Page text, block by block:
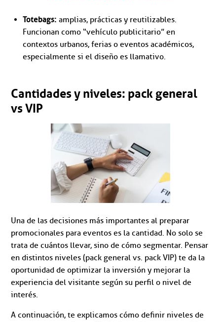
Totebags: amplias, prácticas y reutilizables.
Funcionan como “vehículo publicitario” en
contextos urbanos, ferias o eventos académicos,
especialmente si el diseño es llamativo.
Cantidades y niveles: pack general
vs VIP
Una de las decisiones más importantes al preparar
promocionales para eventos es la cantidad. No solo se
trata de cuántos llevar, sino de cómo segmentar. Pensar
en distintos niveles (pack general vs. pack VIP) te da la
oportunidad de optimizar la inversión y mejorar la
experiencia del visitante según su perfil o nivel de
interés.
A continuación, te explicamos cómo definir niveles de